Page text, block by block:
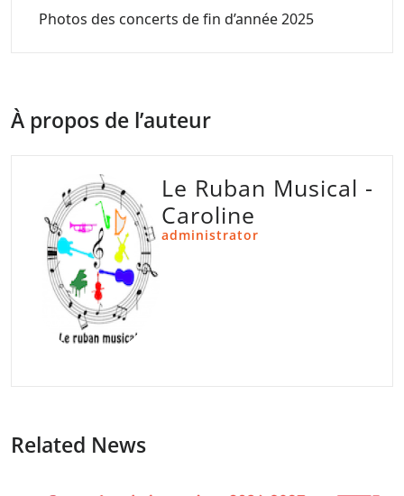
Photos des concerts de fin d’année 2025
À propos de l’auteur
Le Ruban Musical -
Caroline
administrator
Related News